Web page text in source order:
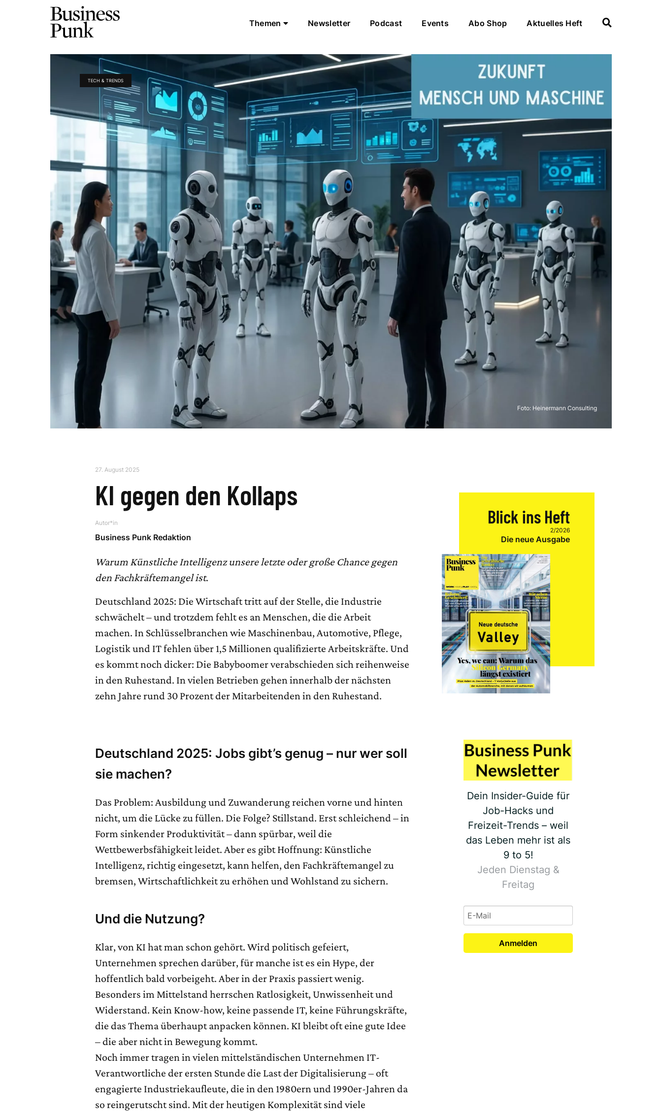
Themen Newsletter Podcast Events Abo Shop Aktuelles Heft
TECH & TRENDS
Foto: Heinermann Consulting
27. August 2025
KI gegen den Kollaps
Autor*in
Business Punk Redaktion
Warum Künstliche Intelligenz unsere letzte oder große Chance gegen
den Fachkräftemangel ist.
Deutschland 2025: Die Wirtschaft tritt auf der Stelle, die Industrie
schwächelt – und trotzdem fehlt es an Menschen, die die Arbeit
machen. In Schlüsselbranchen wie Maschinenbau, Automotive, Pflege,
Logistik und IT fehlen über 1,5 Millionen qualifizierte Arbeitskräfte. Und
es kommt noch dicker: Die Babyboomer verabschieden sich reihenweise
in den Ruhestand. In vielen Betrieben gehen innerhalb der nächsten
zehn Jahre rund 30 Prozent der Mitarbeitenden in den Ruhestand.
Deutschland 2025: Jobs gibt’s genug – nur wer soll
sie machen?
Das Problem: Ausbildung und Zuwanderung reichen vorne und hinten
nicht, um die Lücke zu füllen. Die Folge? Stillstand. Erst schleichend – in
Form sinkender Produktivität – dann spürbar, weil die
Wettbewerbsfähigkeit leidet. Aber es gibt Hoffnung: Künstliche
Intelligenz, richtig eingesetzt, kann helfen, den Fachkräftemangel zu
bremsen, Wirtschaftlichkeit zu erhöhen und Wohlstand zu sichern.
Und die Nutzung?
Klar, von KI hat man schon gehört. Wird politisch gefeiert,
Unternehmen sprechen darüber, für manche ist es ein Hype, der
hoffentlich bald vorbeigeht. Aber in der Praxis passiert wenig.
Besonders im Mittelstand herrschen Ratlosigkeit, Unwissenheit und
Widerstand. Kein Know-how, keine passende IT, keine Führungskräfte,
die das Thema überhaupt anpacken können. KI bleibt oft eine gute Idee
– die aber nicht in Bewegung kommt.
Noch immer tragen in vielen mittelständischen Unternehmen IT-
Verantwortliche der ersten Stunde die Last der Digitalisierung – oft
engagierte Industriekaufleute, die in den 1980ern und 1990er-Jahren da
so reingerutscht sind. Mit der heutigen Komplexität sind viele
Blick ins Heft
2/2026
Die neue Ausgabe
Dein Insider-Guide für
Job-Hacks und
Freizeit-Trends – weil
das Leben mehr ist als
9 to 5!
Jeden Dienstag &
Freitag
Anmelden